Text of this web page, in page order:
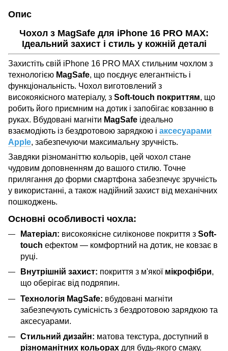
Опис
Чохол з MagSafe для iPhone 16 PRO MAX:
Ідеальний захист і стиль у кожній деталі
Захистіть свій iPhone 16 PRO MAX стильним чохлом з
технологією MagSafe, що поєднує елегантність і
функціональність. Чохол виготовлений з
високоякісного матеріалу, з Soft-touch покриттям, що
робить його приємним на дотик і запобігає ковзанню в
руках. Вбудовані магніти MagSafe ідеально
взаємодіють із бездротовою зарядкою і аксесуарами
Apple, забезпечуючи максимальну зручність.
Завдяки різноманіттю кольорів, цей чохол стане
чудовим доповненням до вашого стилю. Точне
прилягання до форми смартфона забезпечує зручність
у використанні, а також надійний захист від механічних
пошкоджень.
Основні особливості чохла:
Матеріал: високоякісне силіконове покриття з Soft-
touch ефектом — комфортний на дотик, не ковзає в
руці.
Внутрішній захист: покриття з м'якої мікрофібри,
що оберігає від подряпин.
Технологія MagSafe: вбудовані магніти
забезпечують сумісність з бездротовою зарядкою та
аксесуарами.
Стильний дизайн: матова текстура, доступний в
різноманітних кольорах для будь-якого смаку.